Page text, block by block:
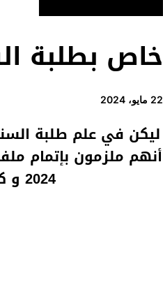
خاص بطلبة
22 مايو، 2024
ليكن في علم طلبة
2024 و كل تخلف و عدم إتمام الملف يتحمل الطالب تبعاته